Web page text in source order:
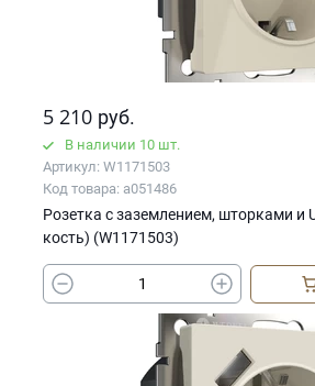
5 210 руб.
В наличии 10 шт.
Артикул: W1171503
Код товара: a051486
Розетка с заземлением, шторками и
кость) (W1171503)